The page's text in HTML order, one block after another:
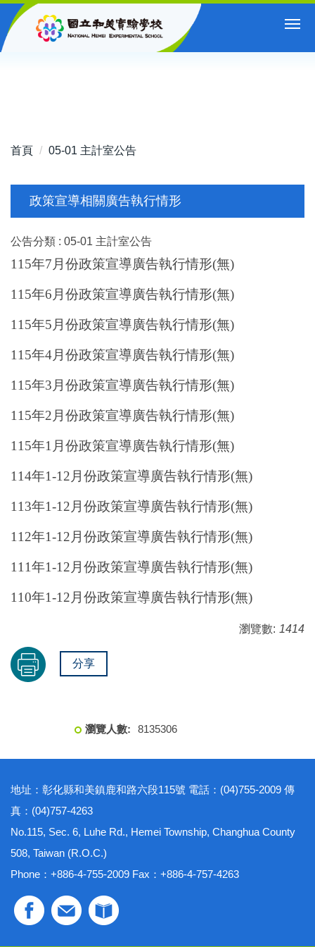
跳
到
首頁 05-01 主計室公告
政策宣導相關廣告執行情形
公告分類 : 05-01 主計室公告
115年7月份政策宣導廣告執行情形(無)
115年6月份政策宣導廣告執行情形(無)
115年5月份政策宣導廣告執行情形(無)
115年4月份政策宣導廣告執行情形(無)
115年3月份政策宣導廣告執行情形(無)
115年2月份政策宣導廣告執行情形(無)
115年1月份政策宣導廣告執行情形(無)
114年1-12月份政策宣導廣告執行情形(無)
113年1-12月份政策宣導廣告執行情形(無)
112年1-12月份政策宣導廣告執行情形(無)
111年1-12月份政策宣導廣告執行情形(無)
110年1-12月份政策宣導廣告執行情形(無)
瀏覽數: 1414
分享
8135306
地址：彰化縣和美鎮鹿和路六段115號 電話：(04)755-2009 傳
真：(04)757-4263
No.115, Sec. 6, Luhe Rd., Hemei Township, Changhua County
508, Taiwan (R.O.C.)
Phone：+886-4-755-2009 Fax：+886-4-757-4263